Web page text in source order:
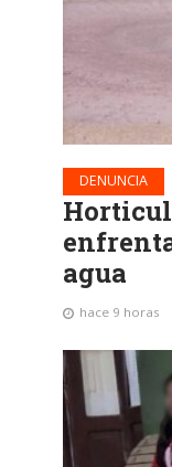
DENUNCIA
agua
hace 9 horas